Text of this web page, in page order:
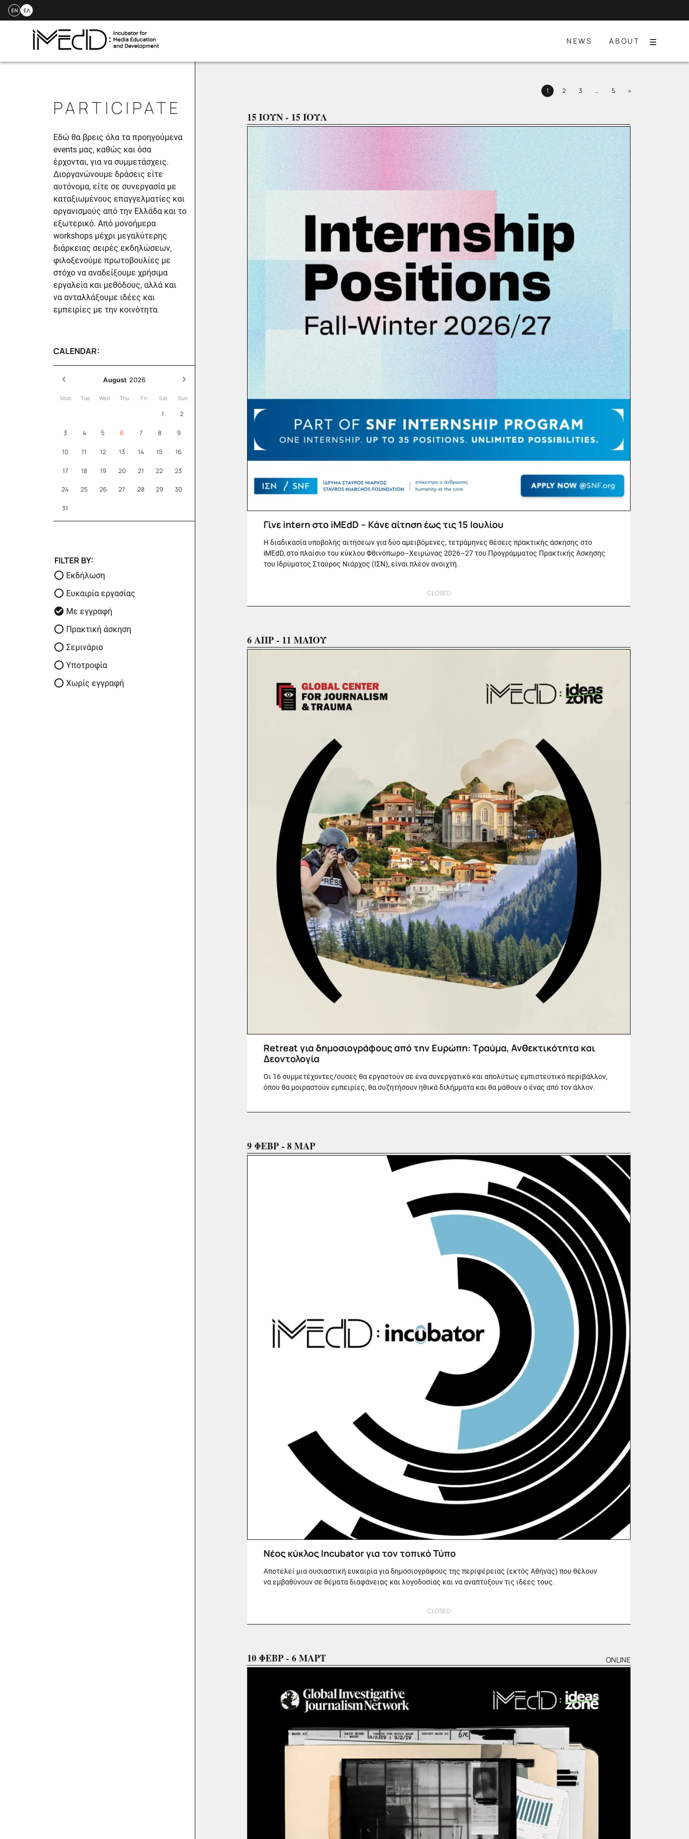
Skip
EN ΕΛ
NEWS ABOUT
Menu
PARTICIPATE
Εδώ θα βρεις όλα τα προηγούμενα
events μας, καθώς και όσα
έρχονται, για να συμμετάσχεις.
Διοργανώνουμε δράσεις είτε
αυτόνομα, είτε σε συνεργασία με
καταξιωμένους επαγγελματίες και
οργανισμούς από την Ελλάδα και το
εξωτερικό. Από μονοήμερα
workshops μέχρι μεγαλύτερης
διάρκειας σειρές εκδηλώσεων,
φιλοξενούμε πρωτοβουλίες με
στόχο να αναδείξουμε χρήσιμα
εργαλεία και μεθόδους, αλλά και
να ανταλλάξουμε ιδέες και
εμπειρίες με την κοινότητα.
CALENDAR:
August 2026
Mon Tue Wed Thu Fri Sat Sun
1 2
3 4 5 6 7 8 9
10 11 12 13 14 15 16
17 18 19 20 21 22 23
24 25 26 27 28 29 30
31
FILTER BY:
Εκδήλωση
Ευκαιρία εργασίας
Με εγγραφή
Πρακτική άσκηση
Σεμινάριο
Υποτροφία
Χωρίς εγγραφή
Page
1 Page
2 Page
3 … Page
5 »Next
15 ΙΟΥΝ - 15 ΙΟΥΛ
Γίνε intern στο iMEdD – Κάνε αίτηση έως τις 15 Ιουλίου
Η διαδικασία υποβολής αιτήσεων για δύο αμειβόμενες, τετράμηνες θέσεις πρακτικής άσκησης στο
iMEdD, στο πλαίσιο του κύκλου Φθινόπωρο–Χειμώνας 2026–27 του Προγράμματος Πρακτικής Άσκησης
του Ιδρύματος Σταύρος Νιάρχος (ΙΣΝ), είναι πλέον ανοιχτή.
CLOSED
6 ΑΠΡ - 11 ΜΑΪΟΥ
Retreat για δημοσιογράφους από την Ευρώπη: Τραύμα, Ανθεκτικότητα και
Δεοντολογία
Οι 16 συμμετέχοντες/ουσες θα εργαστούν σε ένα συνεργατικό και απολύτως εμπιστευτικό περιβάλλον,
όπου θα μοιραστούν εμπειρίες, θα συζητήσουν ηθικά διλήμματα και θα μάθουν ο ένας από τον άλλον.
9 ΦΕΒΡ - 8 ΜΑΡ
Νέος κύκλος Incubator για τον τοπικό Τύπο
Αποτελεί μια ουσιαστική ευκαιρία για δημοσιογράφους της περιφέρειας (εκτός Αθήνας) που θέλουν
να εμβαθύνουν σε θέματα διαφάνειας και λογοδοσίας και να αναπτύξουν τις ιδέες τους.
CLOSED
10 ΦΕΒΡ - 6 ΜΑΡΤ ONLINE